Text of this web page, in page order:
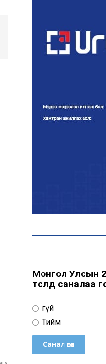
Монгол Улсын
төсөлд саналаа
Үгүй
Тийм